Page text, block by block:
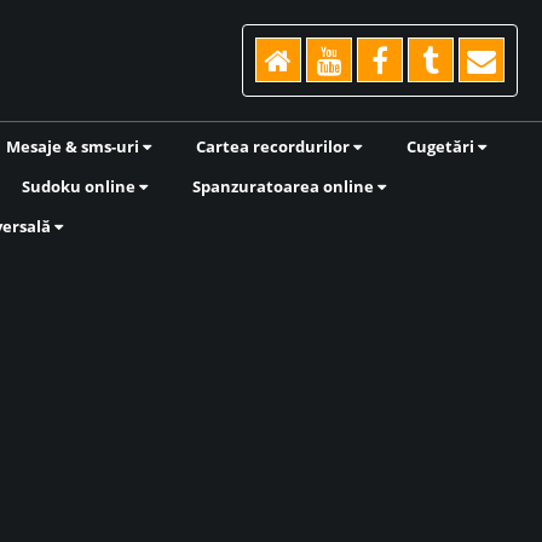
Mesaje & sms-uri Cartea recordurilor
Cugetări
Sudoku online
Spanzuratoarea online